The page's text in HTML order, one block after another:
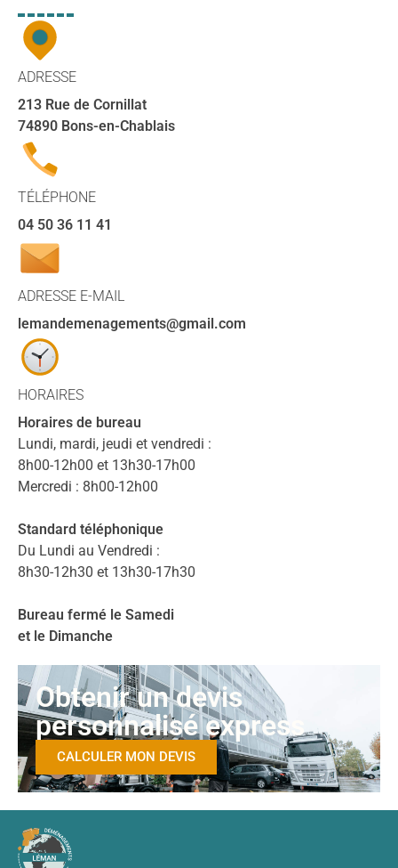
ADRESSE
213 Rue de Cornillat
74890 Bons-en-Chablais
TÉLÉPHONE
04 50 36 11 41
ADRESSE E-MAIL
lemandemenagements@gmail.com
HORAIRES
Horaires de bureau
Lundi, mardi, jeudi et vendredi :
8h00-12h00 et 13h30-17h00
Mercredi : 8h00-12h00
Standard téléphonique
Du Lundi au Vendredi :
8h30-12h30 et 13h30-17h30
Bureau fermé le Samedi
et le Dimanche
Obtenir un devis
personnalisé express
CALCULER MON DEVIS